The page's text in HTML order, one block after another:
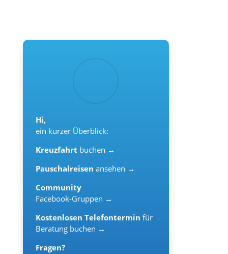
Hi,
ein kurzer Überblick:
Kreuzfahrt buchen →
Pauschalreisen ansehen →
Community
Facebook-Gruppen →
Kostenlosen Telefontermin für
Beratung buchen →
Fragen?